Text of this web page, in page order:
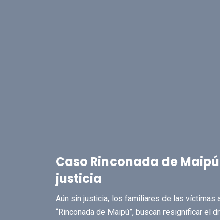
Caso Rinconada de
justicia
Aún sin justicia, los familiares de las víctimas
“Rinconada de Maipú”, buscan resignificar el